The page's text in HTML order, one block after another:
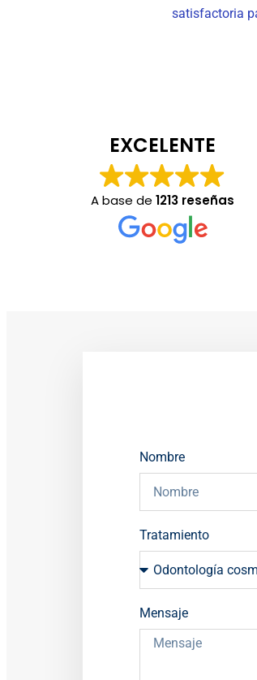
satisfactoria
EXCELENTE
A base de 1213 reseñas
El ambiente es muy agradable y el
dentista sabe lo que hace sin duda lo
Nombre
Tratamiento
Mensaje